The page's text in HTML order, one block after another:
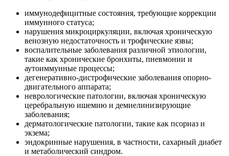
иммунодефицитные состояния, требующие коррекции
иммунного статуса;
нарушения микроциркуляции, включая хроническую
венозную недостаточность и трофические язвы;
воспалительные заболевания различной этиологии,
такие как хронические бронхиты, пневмонии и
аутоиммунные процессы;
дегенеративно-дистрофические заболевания опорно-
двигательного аппарата;
неврологические патологии, включая хроническую
церебральную ишемию и демиелинизирующие
заболевания;
дерматологические патологии, такие как псориаз и
экзема;
эндокринные нарушения, в частности, сахарный диабет
и метаболический синдром.